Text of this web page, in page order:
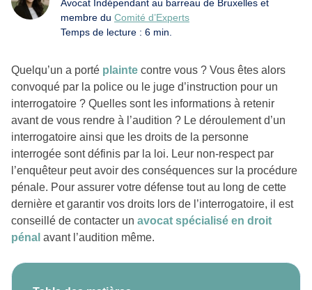
Avocat Indépendant au barreau de Bruxelles et
membre du Comité d’Experts
Temps de lecture : 6 min.
Quelqu’un a porté plainte contre vous ? Vous êtes alors
convoqué par la police ou le juge d’instruction pour un
interrogatoire ? Quelles sont les informations à retenir
avant de vous rendre à l’audition ? Le déroulement d’un
interrogatoire ainsi que les droits de la personne
interrogée sont définis par la loi. Leur non-respect par
l’enquêteur peut avoir des conséquences sur la procédure
pénale. Pour assurer votre défense tout au long de cette
dernière et garantir vos droits lors de l’interrogatoire, il est
conseillé de contacter un avocat spécialisé en droit
pénal avant l’audition même.